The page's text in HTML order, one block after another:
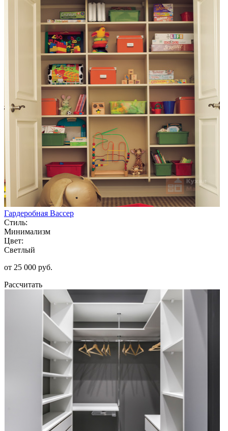
Гардеробная Вассер
Стиль:
Минимализм
Цвет:
Светлый
от 25 000 руб.
Рассчитать